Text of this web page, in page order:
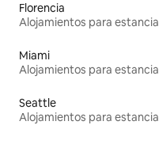
Florencia
Miami
Seattle